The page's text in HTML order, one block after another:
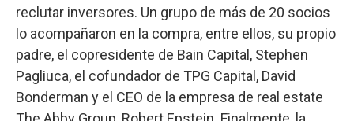
reclutar inversores. Un grupo de más de 20 socios
lo acompañaron en la compra, entre ellos, su propio
padre, el copresidente de Bain Capital, Stephen
Pagliuca, el cofundador de TPG Capital, David
Bonderman y el CEO de la empresa de real estate